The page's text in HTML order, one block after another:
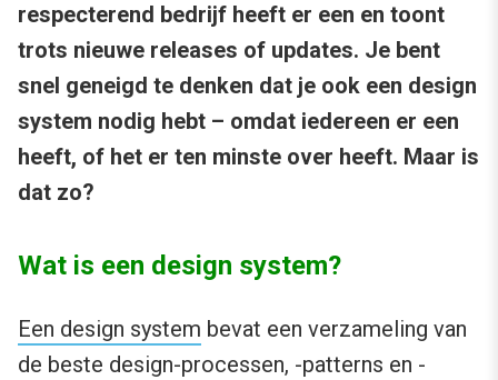
respecterend bedrijf heeft er een en toont
trots nieuwe releases of updates. Je bent
snel geneigd te denken dat je ook een design
system nodig hebt – omdat iedereen er een
heeft, of het er ten minste over heeft. Maar is
dat zo?
Wat is een design system?
Een design system bevat een verzameling van
de beste design-processen, -patterns en -